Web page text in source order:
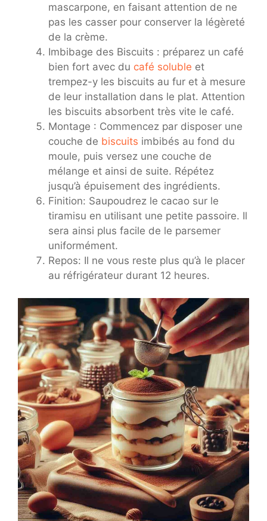
mascarpone, en faisant attention de ne
pas les casser pour conserver la légèreté
de la crème.
Imbibage des Biscuits : préparez un café
bien fort avec du café soluble et
trempez-y les biscuits au fur et à mesure
de leur installation dans le plat. Attention
les biscuits absorbent très vite le café.
Montage : Commencez par disposer une
couche de biscuits imbibés au fond du
moule, puis versez une couche de
mélange et ainsi de suite. Répétez
jusqu’à épuisement des ingrédients.
Finition: Saupoudrez le cacao sur le
tiramisu en utilisant une petite passoire. Il
sera ainsi plus facile de le parsemer
uniformément.
Repos: Il ne vous reste plus qu’à le placer
au réfrigérateur durant 12 heures.